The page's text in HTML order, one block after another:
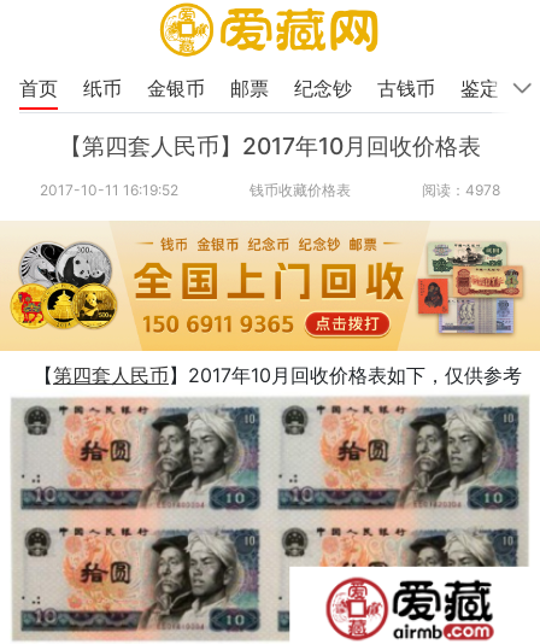
首页 纸币 金银币 邮票 纪念钞 古钱币 鉴定
【第四套人民币】2017年10月回收价格表
2017-10-11 16:19:52 钱币收藏价格表 阅读：4978
【第四套人民币】2017年10月回收价格表如下，仅供参考